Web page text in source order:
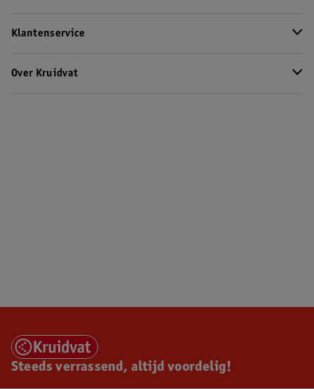
Klantenservice
Over Kruidvat
Steeds verrassend, altijd voordelig!